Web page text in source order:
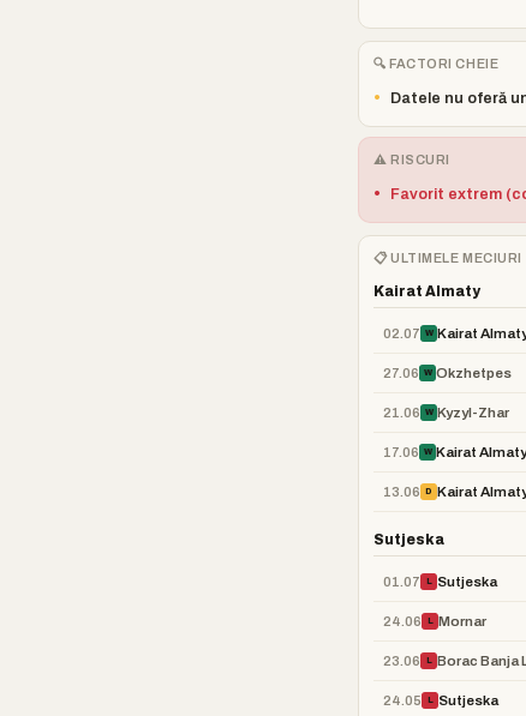
🔍 FACTORI CHEIE
• Datele nu oferă
⚠️ RISCURI
• Favorit extrem
📋 ULTIMELE MECIURI
Kairat Almaty
02.07 W Kairat
27.06 W Okzhetpes
21.06 W Kyzyl-Zhar
17.06 W Kairat Almaty
13.06 D Kairat
Sutjeska
01.07 L Sutjeska
24.06 L Mornar
23.06 L Borac Banja
24.05 L Sutjeska